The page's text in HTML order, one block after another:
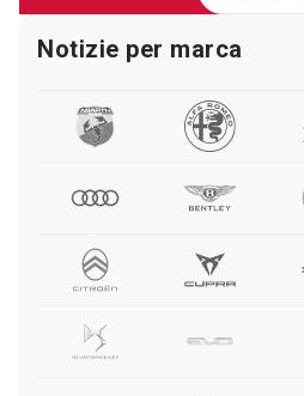
Notizie per marca